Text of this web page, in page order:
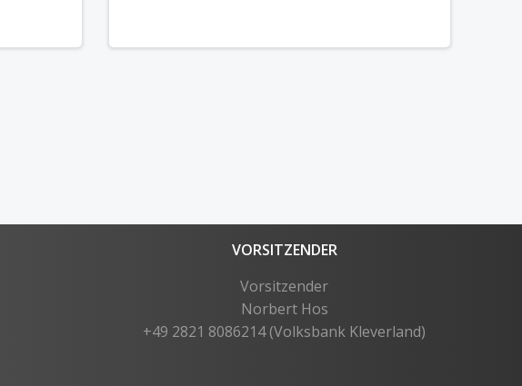
VORSITZENDER
Vorsitzender
Norbert Hos
+49 2821 8086214 (Volksbank Kleverland)